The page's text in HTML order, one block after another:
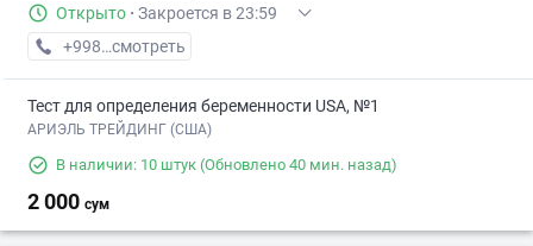
Открыто · Закроется в 23:59
+998 (77) XXX-XX-XX
смотреть
Тест для определения беременности USA, №1
АРИЭЛЬ ТРЕЙДИНГ (США)
В наличии: 10 штук (Обновлено 40 мин. назад)
2 000 сум